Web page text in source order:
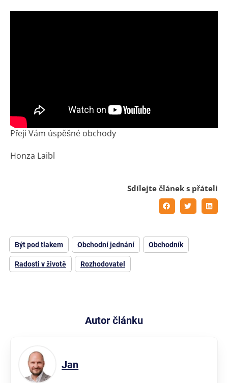
Přeji Vám úspěšné obchody
Honza Laibl
Být pod tlakem Obchodní jednání Obchodník
Radosti v životě Rozhodovatel
Sdílejte článek s přáteli
Autor článku
Jan